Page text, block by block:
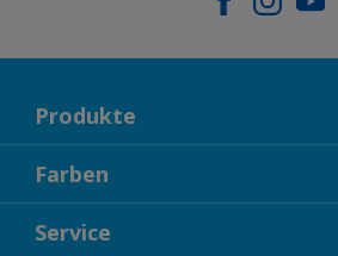
Produkte
FASSADENFARBEN
INNENFARBEN
LACKE
Farben
KOLLEKTIONEN
Service